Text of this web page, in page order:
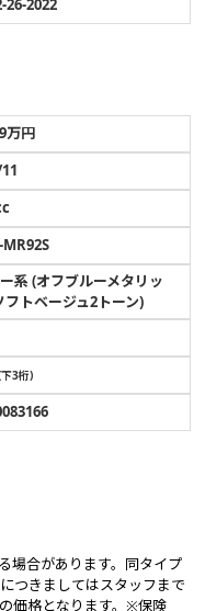
26-2022
万円
系 (オフブルーメタリッ
フトベージュ2トーン)
3桁)
場合があります。同タイプ
つきましてはスタッフまで
価格となります。※保険